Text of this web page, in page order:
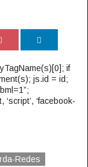
if
js.id = id;
‘facebook-
Redes